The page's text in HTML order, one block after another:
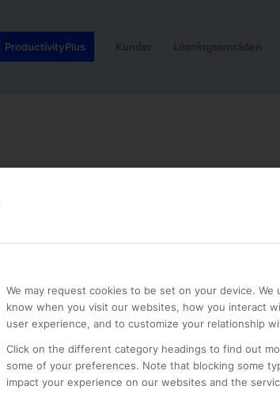
We may request cookies to be set on your device. We
know when you visit our websites, how you interact
user experience, and to customize your relationship
Click on the different category headings to find out
some of your preferences. Note that blocking some
impact your experience on our websites and the
ProductivityPlus Kunder Lösningsområden
ONLINE PARTNER AB
Mejerivägen 3
117 61 Stockholm
Tel: 08-42 00 04 00
Hitta hit